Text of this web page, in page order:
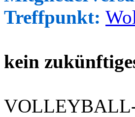
Treffpunkt:
kein